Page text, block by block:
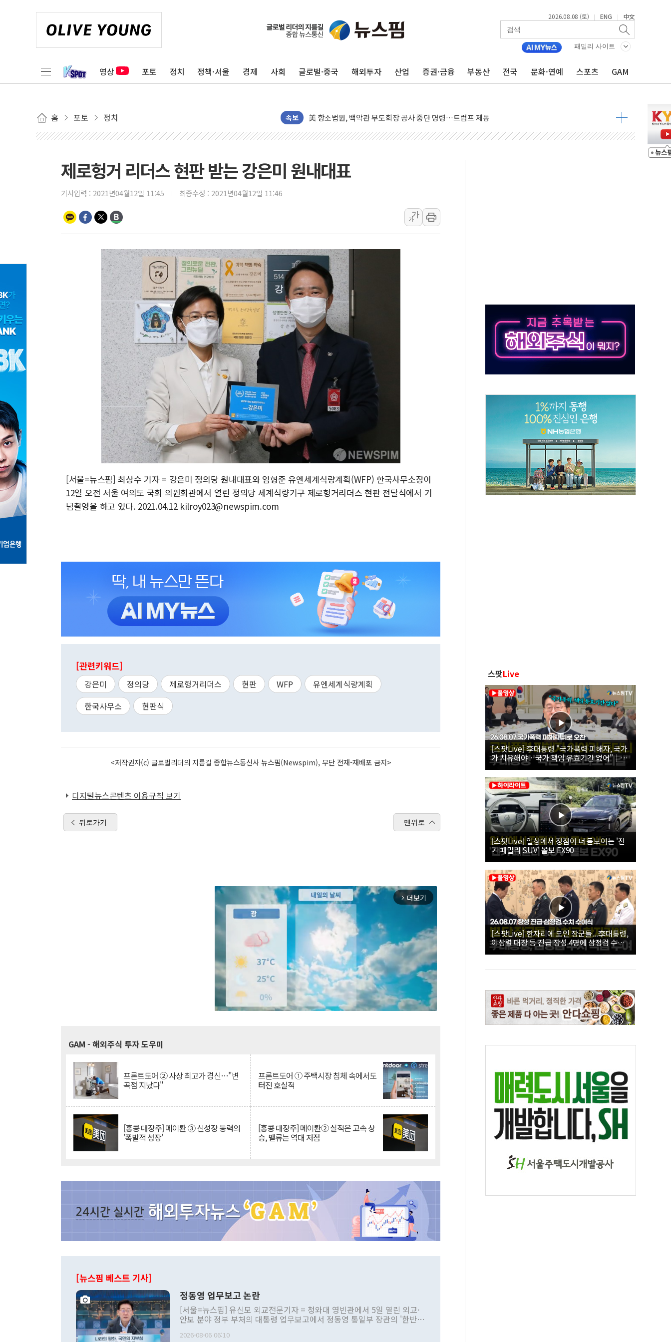
2026.08.08 (토) | ENG | 中文
패밀리 사이트
영상 포토 정치 정책·서울 경제 사회 글로벌·중국 해외투자 산업 증권·금융 부동산 전국 문화·연예 스포츠 GAM
홈 포토 정치 속보
[종합] 이슬람 수니파 3국, '공동방위협정' 체결… 이스라엘·이란 위협에 맞설 자체 억지력 강화
美 항소법원, 백악관 무도회장 공사 중단 명령…트럼프 제동
이란의 핵심 원유 수출항 '하르그섬', 최근 1주일 이상 '올스톱'… 美 해상봉쇄 영향
[AI MY 뉴스] 뉴욕 반도체주 프리뷰...美 고용 쇼크에 반도체주 '활짝'
뉴욕증시 프리뷰, 美 고용 쇼크에 금리 인상 우려 후퇴…나스닥 선물 1%대 상승
[사진] 이슬람 수니파 3개국, 공동방위협정 체결
뉴욕증시 개장 전 특징주...아틀라시안·클라우드플레어·태양광주↑ VS 트레이드데스크·웬디스↓
보훈부, 미 DPAA와 MOU… "6·25 미군 실종자 7359명 끝까지 찾겠다"
트럼프 "금리 내려야"…파월 때와 달리 워시엔 톤 낮춰
특정 정치인 측근 포항시 정책특보 내정설...포항시 '시끌'
李 "해남 태양광, 대한민국 다음 100년 밑거름…수도권 집중 완화 전환점"
李 대통령, '6시간 마라톤 부동산 2차 회의' 주재… "전폭적 공급 확대·속도전 총력"
트럼프, 中 겨냥 폴리실리콘 관세 15% 부과…美 태양광주 급등
[사진] 빈살만과 에르도안의 만남
이란와이어 "이란 최고지도자 위독…곧 사망해도 놀랍지 않아"
남동발전, 해남군에 국내 최대 규모 400MW 태양광 착공…여의도 1.6배 규모
[인도증시] 중동 불안 속 유가 상승에 소폭 하락...금융주 낙폭 커
제로헝거 리더스 현판 받는 강은미 원내대표
기사입력 : 2021년04월12일 11:45 최종수정 : 2021년04월12일 11:46
가
가
[서울=뉴스핌] 최상수 기자 = 강은미 정의당 원내대표와 임형준 유엔세계식량계획(WFP) 한국사무소장이
12일 오전 서울 여의도 국회 의원회관에서 열린 정의당 세계식량기구 제로헝거리더스 현판 전달식에서 기
념촬영을 하고 있다. 2021.04.12 kilroy023@newspim.com
[관련키워드]
강은미 정의당 제로헝거리더스 현판 WFP
유엔세계식량계획
한국사무소
현판식
<저작권자(c) 글로벌리더의 지름길 종합뉴스통신사 뉴스핌(Newspim), 무단 전재-재배포 금지>
디지털뉴스콘텐츠 이용규칙 보기
뒤로가기 맨위로
arrow_forward_ios 더보기
GAM - 해외주식 투자 도우미
프론트도어 ② 사상 최고가 경신…"변
곡점 지났다"
프론트도어 ① 주택시장 침체 속에서도
터진 호실적
[홍콩 대장주] 메이퇀 ③ 신성장 동력의
'폭발적 성장'
[홍콩 대장주] 메이퇀② 실적은 고속 상
승, 밸류는 역대 저점
[뉴스핌 베스트 기사]
정동영 업무보고 논란
[서울=뉴스핌] 유신모 외교전문기자 = 청와대 영빈관에서 5일 열린 외교·
안보 분야 정부 부처의 대통령 업무보고에서 정동영 통일부 장관의 '한반도
발언 중에는 정부 내 조율을 거치지 않은 사안을 정책으로 추진하겠다고 공
2026-08-06 06:10
스팟Live
[스팟Live] 李대통령 "국가폭력 피해자, 국가
가 치유해야…국가 책임 유효기간 없어"｜
26.08.07 국가폭력 피해자 위로 오찬
[스팟Live] 일상에서 장점이 더 돋보이는 '전
기 패밀리 SUV' 볼보 EX90
[스팟Live] 한자리에 모인 장군들...李대통령,
이상렬 대장 등 진급 장성 4명에 삼정검 수치
직접 수여｜26.08.07 장성 진급·삼정검 수치